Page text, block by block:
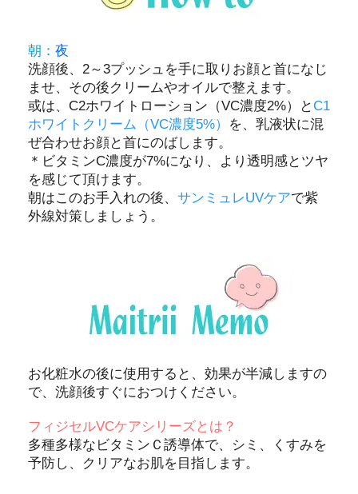
朝： 夜
洗顔後、2～3プッシュを手に取りお顔と首になじ
ませ、その後クリームやオイルで整えます。
或は、C2ホワイトローション（VC濃度2%）とC1
ホワイトクリーム（VC濃度5%）
を、乳液状に混
ぜ合わせお顔と首にのばします。
＊ビタミンC濃度が7%になり、より透明感とツヤ
を感じて頂けます。
朝はこのお手入れの後、 サンミュレUVケアで紫
外線対策しましょう。
お化粧水の後に使用すると、効果が半減しますの
で、洗顔後すぐにおつけください。
フィジセルVCケアシリーズとは？
多種多様なビタミンＣ誘導体で、シミ、くすみを
予防し、クリアなお肌を目指します。